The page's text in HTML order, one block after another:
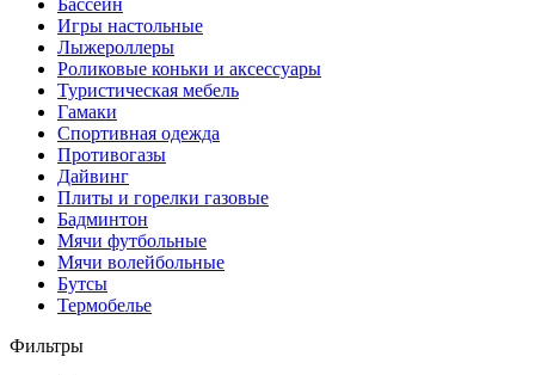
Бассейн
Игры настольные
Лыжероллеры
Роликовые коньки и аксессуары
Туристическая мебель
Гамаки
Спортивная одежда
Противогазы
Дайвинг
Плиты и горелки газовые
Бадминтон
Мячи футбольные
Мячи волейбольные
Бутсы
Термобелье
Фильтры